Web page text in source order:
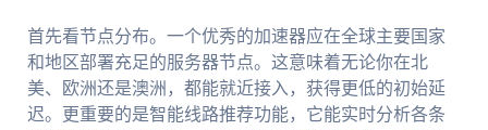
首先看节点分布。一个优秀的加速器应在全球主要国家
和地区部署充足的服务器节点。这意味着无论你在北
美、欧洲还是澳洲，都能就近接入，获得更低的初始延
迟。更重要的是智能线路推荐功能，它能实时分析各条